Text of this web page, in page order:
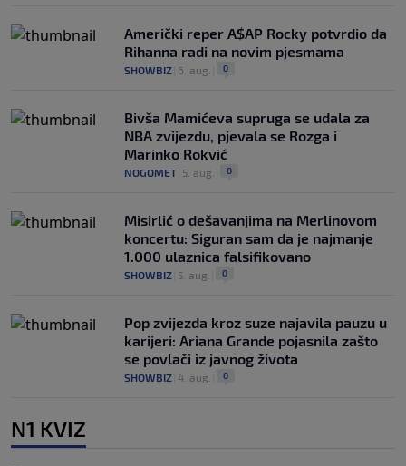
Američki reper A$AP Rocky potvrdio da
Rihanna radi na novim pjesmama
SHOWBIZ 6. aug. 0
Bivša Mamićeva supruga se udala za
NBA zvijezdu, pjevala se Rozga i
Marinko Rokvić
NOGOMET 5. aug. 0
Misirlić o dešavanjima na Merlinovom
koncertu: Siguran sam da je najmanje
1.000 ulaznica falsifikovano
SHOWBIZ 5. aug. 0
Pop zvijezda kroz suze najavila pauzu u
karijeri: Ariana Grande pojasnila zašto
se povlači iz javnog života
SHOWBIZ 4. aug. 0
N1 KVIZ